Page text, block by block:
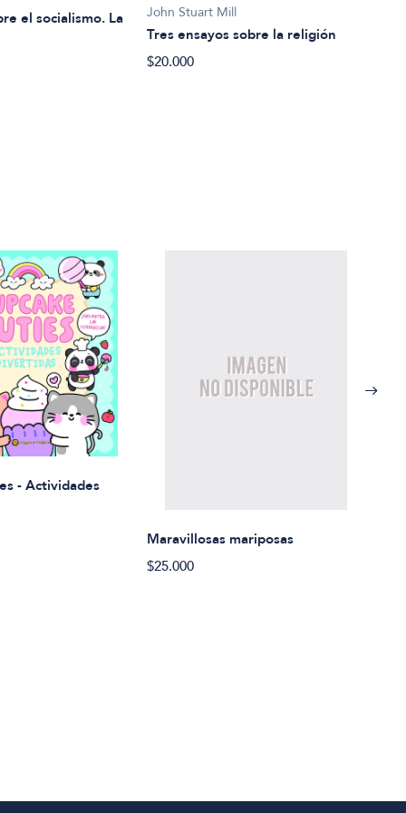
el socialismo. La John Stuart Mill
Tres ensayos sobre la religión
$20.000
- Actividades
Maravillosas mariposas
$25.000